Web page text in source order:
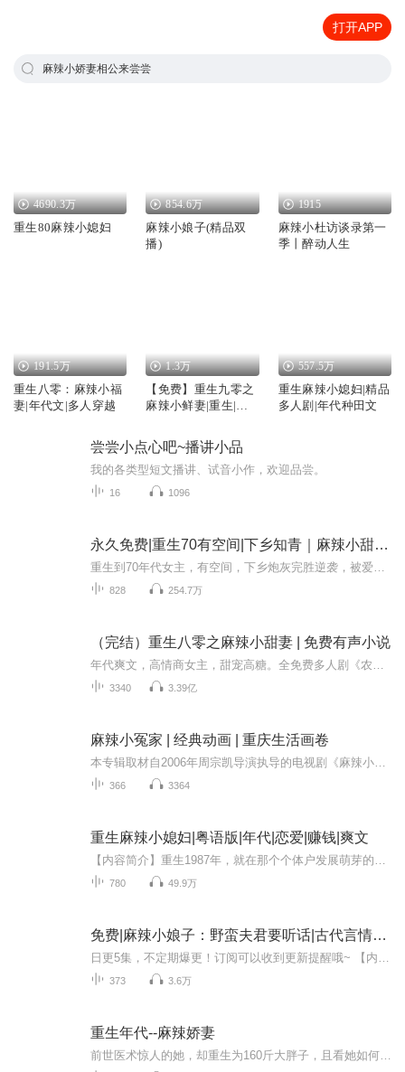
打开APP
麻辣小娇妻相公来尝尝
4690.3万
重生80麻辣小媳妇
854.6万
麻辣小娘子(精品双
播)
1915
麻辣小杜访谈录第一
季丨醉动人生
191.5万
重生八零：麻辣小福
妻|年代文|多人穿越
1.3万
【免费】重生九零之
麻辣小鲜妻|重生|复
557.5万
重生麻辣小媳妇|精品
多人剧|年代种田文
尝尝小点心吧~播讲小品
我的各类型短文播讲、试音小作，欢迎品尝。
16 1096
永久免费|重生70有空间|下乡知青｜麻辣小甜妻｜金
828 254.7万
（完结）重生八零之麻辣小甜妻 | 免费有声小说
3340 3.39亿
麻辣小冤家 | 经典动画 | 重庆生活画卷
366 3364
重生麻辣小媳妇|粤语版|年代|恋爱|赚钱|爽文
780 49.9万
免费|麻辣小娘子：野蛮夫君要听话|古代言情&穿越&种田文
373 3.6万
重生年代--麻辣娇妻